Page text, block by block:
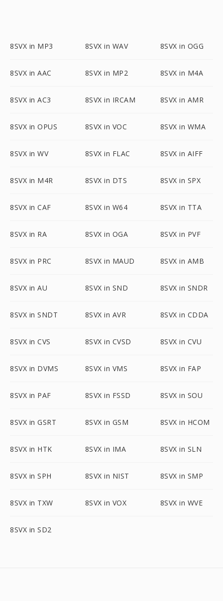
8SVX in MP3 8SVX in WAV 8SVX in OGG
8SVX in AAC 8SVX in MP2 8SVX in M4A
8SVX in AC3 8SVX in IRCAM 8SVX in AMR
8SVX in OPUS 8SVX in VOC 8SVX in WMA
8SVX in WV 8SVX in FLAC 8SVX in AIFF
8SVX in M4R 8SVX in DTS 8SVX in SPX
8SVX in CAF 8SVX in W64 8SVX in TTA
8SVX in RA 8SVX in OGA 8SVX in PVF
8SVX in PRC 8SVX in MAUD 8SVX in AMB
8SVX in AU 8SVX in SND 8SVX in SNDR
8SVX in SNDT 8SVX in AVR 8SVX in CDDA
8SVX in CVS 8SVX in CVSD 8SVX in CVU
8SVX in DVMS 8SVX in VMS 8SVX in FAP
8SVX in PAF 8SVX in FSSD 8SVX in SOU
8SVX in GSRT 8SVX in GSM 8SVX in HCOM
8SVX in HTK 8SVX in IMA 8SVX in SLN
8SVX in SPH 8SVX in NIST 8SVX in SMP
8SVX in TXW 8SVX in VOX 8SVX in WVE
8SVX in SD2